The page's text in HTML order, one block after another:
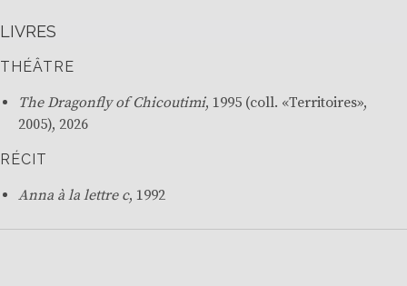
LIVRES
THÉÂTRE
The Dragonfly of Chicoutimi, 1995 (coll. «Territoires»,
2005), 2026
RÉCIT
Anna à la lettre c, 1992